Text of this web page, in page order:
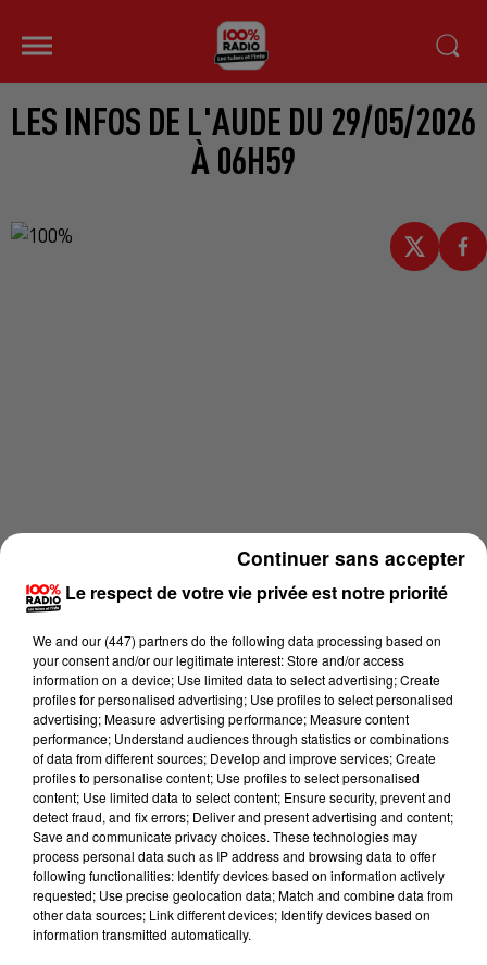
LES INFOS DE L'AUDE DU 29/05/2026
À 06H59
Lecture (4 min 11 sec)
100%
Les infos de l'Aude du 29/05/2026 à 06h59
Le respect de votre vie privée est notre priorité
We and our (447) partnersdo the following data processing based on
your consent and/or our legitimate interest: Store and/or access
information on a device; Use limited data to select advertising; Create
profiles for personalised advertising; Use profiles to select personalised
advertising; Measure advertising performance; Measure content
performance; Understand audiences through statistics or combinations
of data from different sources; Develop and improve services; Create
profiles to personalise content; Use profiles to select personalised
content; Use limited data to select content; Ensure security, prevent and
detect fraud, and fix errors; Deliver and present advertising and content;
Save and communicate privacy choices. These technologies may
process personal data such as IP address and browsing data to offer
following functionalities: Identify devices based on information actively
requested; Use precise geolocation data; Match and combine data from
other data sources; Link different devices; Identify devices based on
information transmitted automatically.
Continuer sans accepter